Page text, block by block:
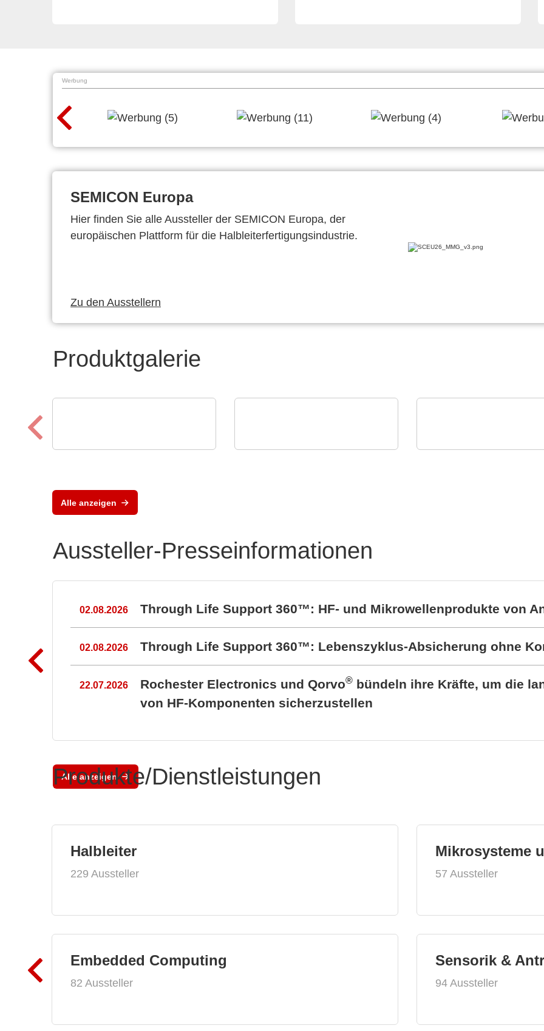
Werbung
SEMICON Europa
Hier finden Sie alle Aussteller der SEMICON Europa, der
europäischen Plattform für die Halbleiterfertigungsindustrie.
Zu den Ausstellern
Produktgalerie
Alle anzeigen
Aussteller-Presseinformationen
02.08.2026 Through Life Support 360™: HF- und Mikrowellenprodukte von
02.08.2026 Through Life Support 360™: Lebenszyklus-Absicherung ohne
22.07.2026 Rochester Electronics und Qorvo® bündeln ihre Kräfte, um die
von HF-Komponenten sicherzustellen
Alle anzeigen
Produkte/Dienstleistungen
Halbleiter
229 Aussteller
Embedded Computing
82 Aussteller
Mikrosysteme
57 Aussteller
Sensorik &
94 Aussteller